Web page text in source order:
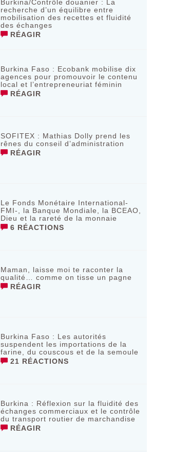
Burkina/Contrôle douanier : La
recherche d’un équilibre entre
mobilisation des recettes et fluidité
des échanges
RÉAGIR
Burkina Faso : Ecobank mobilise dix
agences pour promouvoir le contenu
local et l’entrepreneuriat féminin
RÉAGIR
SOFITEX : Mathias Dolly prend les
rênes du conseil d’administration
RÉAGIR
Le Fonds Monétaire International-
FMI-, la Banque Mondiale, la BCEAO,
Dieu et la rareté de la monnaie
6 RÉACTIONS
Maman, laisse moi te raconter la
qualité… comme on tisse un pagne
RÉAGIR
Burkina Faso : Les autorités
suspendent les importations de la
farine, du couscous et de la semoule
21 RÉACTIONS
Burkina : Réflexion sur la fluidité des
échanges commerciaux et le contrôle
du transport routier de marchandise
RÉAGIR